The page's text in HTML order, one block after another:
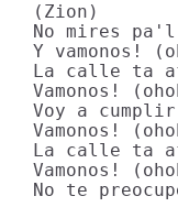
(Zion)
No mires
Y vamonos!
La calle ta
Vamonos!
Voy a
Vamonos!
La calle ta
Vamonos!
No te